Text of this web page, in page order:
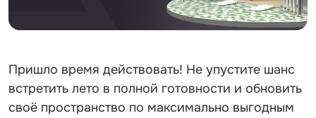
Пришло время действовать! Не упустите шанс
встретить лето в полной готовности и обновить
своё пространство по максимально выгодным